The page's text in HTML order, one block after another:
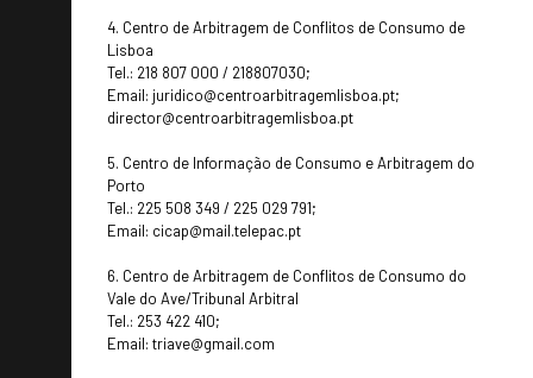
4. Centro de Arbitragem de Conflitos de Consumo de
Lisboa
Tel.: 218 807 000 / 218807030;
Email: juridico@centroarbitragemlisboa.pt;
director@centroarbitragemlisboa.pt
5. Centro de Informação de Consumo e Arbitragem do
Porto
Tel.: 225 508 349 / 225 029 791;
Email: cicap@mail.telepac.pt
6. Centro de Arbitragem de Conflitos de Consumo do
Vale do Ave/Tribunal Arbitral
Tel.: 253 422 410;
Email: triave@gmail.com